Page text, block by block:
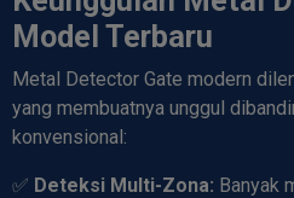
Model Terbaru
Metal Detector Gate modern
yang membuatnya unggul
konvensional:
✅ Deteksi Multi-Zona: Banyak